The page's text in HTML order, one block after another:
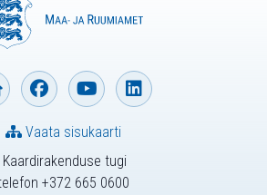
Kaardirakenduse tugi
+372 665 0600
Vaata sisukaarti